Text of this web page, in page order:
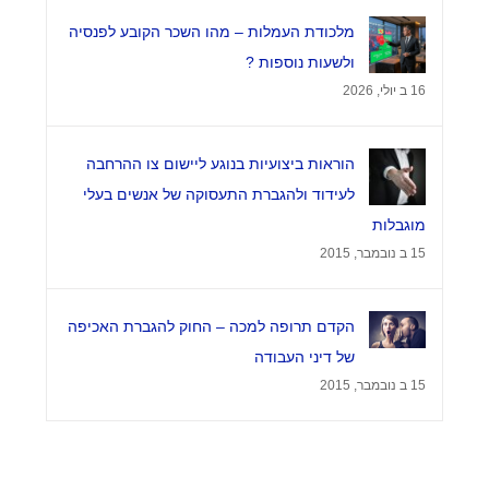
מלכודת העמלות – מהו השכר הקובע לפנסיה
ולשעות נוספות ?
16 ב יולי, 2026
הוראות ביצועיות בנוגע ליישום צו ההרחבה
לעידוד ולהגברת התעסוקה של אנשים בעלי
מוגבלות
15 ב נובמבר, 2015
הקדם תרופה למכה – החוק להגברת האכיפה
של דיני העבודה
15 ב נובמבר, 2015
צרו קשר
מגדל המוזיאון
ברקוביץ' 4, תל אביב
office@kzlaw.co.il